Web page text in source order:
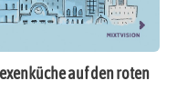
auf den roten